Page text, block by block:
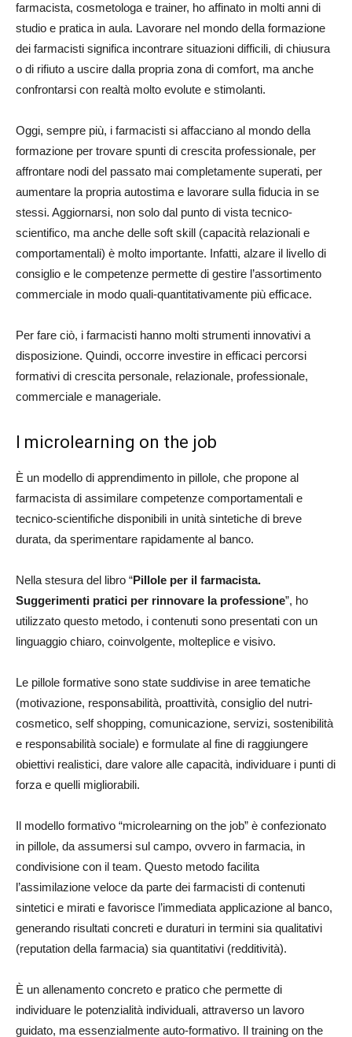
farmacista, cosmetologa e trainer, ho affinato in molti anni di
studio e pratica in aula. Lavorare nel mondo della formazione
dei farmacisti significa incontrare situazioni difficili, di chiusura
o di rifiuto a uscire dalla propria zona di comfort, ma anche
confrontarsi con realtà molto evolute e stimolanti.
Oggi, sempre più, i farmacisti si affacciano al mondo della
formazione per trovare spunti di crescita professionale, per
affrontare nodi del passato mai completamente superati, per
aumentare la propria autostima e lavorare sulla fiducia in se
stessi. Aggiornarsi, non solo dal punto di vista tecnico-
scientifico, ma anche delle soft skill (capacità relazionali e
comportamentali) è molto importante. Infatti, alzare il livello di
consiglio e le competenze permette di gestire l’assortimento
commerciale in modo quali-quantitativamente più efficace.
Per fare ciò, i farmacisti hanno molti strumenti innovativi a
disposizione. Quindi, occorre investire in efficaci percorsi
formativi di crescita personale, relazionale, professionale,
commerciale e manageriale.
l microlearning on the job
È un modello di apprendimento in pillole, che propone al
farmacista di assimilare competenze comportamentali e
tecnico-scientifiche disponibili in unità sintetiche di breve
durata, da sperimentare rapidamente al banco.
Nella stesura del libro “Pillole per il farmacista.
Suggerimenti pratici per rinnovare la professione”, ho
utilizzato questo metodo, i contenuti sono presentati con un
linguaggio chiaro, coinvolgente, molteplice e visivo.
Le pillole formative sono state suddivise in aree tematiche
(motivazione, responsabilità, proattività, consiglio del nutri-
cosmetico, self shopping, comunicazione, servizi, sostenibilità
e responsabilità sociale) e formulate al fine di raggiungere
obiettivi realistici, dare valore alle capacità, individuare i punti di
forza e quelli migliorabili.
Il modello formativo “microlearning on the job” è confezionato
in pillole, da assumersi sul campo, ovvero in farmacia, in
condivisione con il team. Questo metodo facilita
l’assimilazione veloce da parte dei farmacisti di contenuti
sintetici e mirati e favorisce l’immediata applicazione al banco,
generando risultati concreti e duraturi in termini sia qualitativi
(reputation della farmacia) sia quantitativi (redditività).
È un allenamento concreto e pratico che permette di
individuare le potenzialità individuali, attraverso un lavoro
guidato, ma essenzialmente auto-formativo. Il training on the